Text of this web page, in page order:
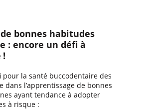
bonnes habitudes
: encore un défi à
!
pour la santé buccodentaire des
dans l’apprentissage de bonnes
ayant tendance à adopter
à risque :